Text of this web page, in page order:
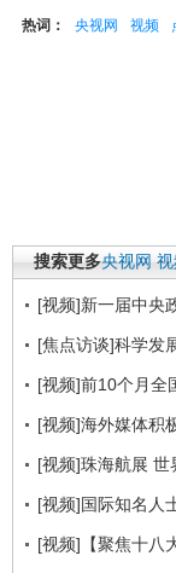
热词： 央视网 视频
搜索更多央视网 视
[视频]新一届中央
[焦点访谈]科学发
[视频]前10个月全
[视频]海外媒体积
[视频]珠海航展 世
[视频]国际知名人
[视频]【聚焦十八